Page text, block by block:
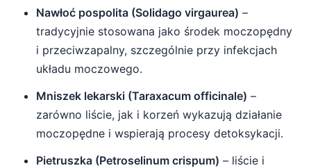
Nawłoć pospolita (Solidago virgaurea) –
tradycyjnie stosowana jako środek moczopędny
i przeciwzapalny, szczególnie przy infekcjach
układu moczowego.
Mniszek lekarski (Taraxacum officinale) –
zarówno liście, jak i korzeń wykazują działanie
moczopędne i wspierają procesy detoksykacji.
Pietruszka (Petroselinum crispum) – liście i